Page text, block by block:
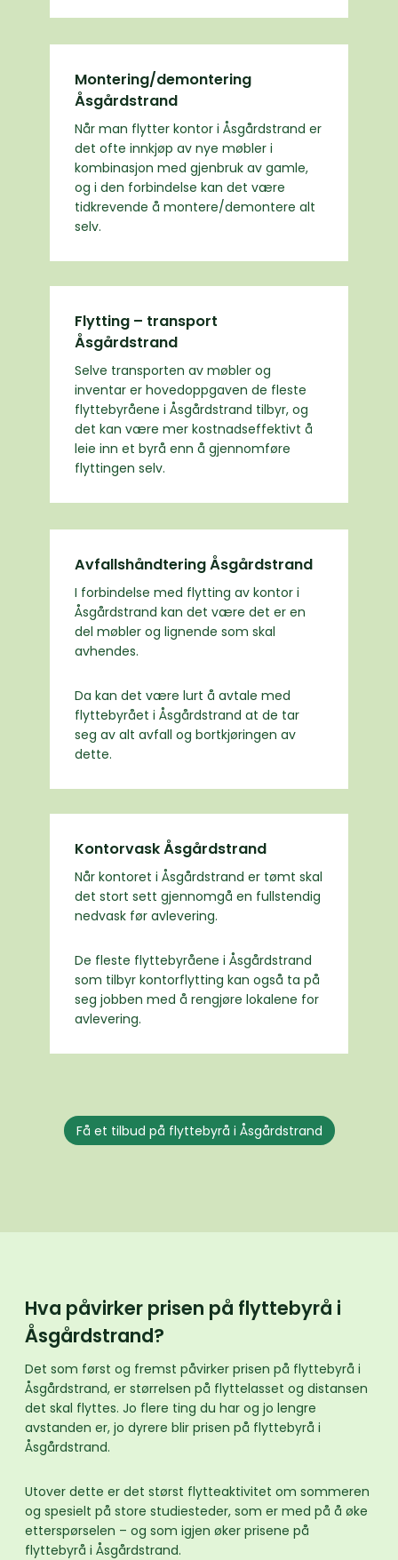
Montering/demontering
Åsgårdstrand
Når man flytter kontor i Åsgårdstrand er
det ofte innkjøp av nye møbler i
kombinasjon med gjenbruk av gamle,
og i den forbindelse kan det være
tidkrevende å montere/demontere alt
selv.
Flytting – transport
Åsgårdstrand
Selve transporten av møbler og
inventar er hovedoppgaven de fleste
flyttebyråene i Åsgårdstrand tilbyr, og
det kan være mer kostnadseffektivt å
leie inn et byrå enn å gjennomføre
flyttingen selv.
Avfallshåndtering Åsgårdstrand
I forbindelse med flytting av kontor i
Åsgårdstrand kan det være det er en
del møbler og lignende som skal
avhendes.
Da kan det være lurt å avtale med
flyttebyrået i Åsgårdstrand at de tar
seg av alt avfall og bortkjøringen av
dette.
Kontorvask Åsgårdstrand
Når kontoret i Åsgårdstrand er tømt skal
det stort sett gjennomgå en fullstendig
nedvask før avlevering.
De fleste flyttebyråene i Åsgårdstrand
som tilbyr kontorflytting kan også ta på
seg jobben med å rengjøre lokalene for
avlevering.
Få et tilbud på flyttebyrå i Åsgårdstrand
Hva påvirker prisen på flyttebyrå i
Åsgårdstrand?
Det som først og fremst påvirker prisen på flyttebyrå i
Åsgårdstrand, er størrelsen på flyttelasset og distansen
det skal flyttes. Jo flere ting du har og jo lengre
avstanden er, jo dyrere blir prisen på flyttebyrå i
Åsgårdstrand.
Utover dette er det størst flytteaktivitet om sommeren
og spesielt på store studiesteder, som er med på å øke
etterspørselen – og som igjen øker prisene på
flyttebyrå i Åsgårdstrand.